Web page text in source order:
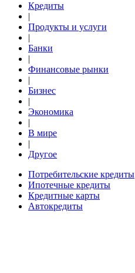
Кредиты
|
Продукты и услуги
|
Банки
|
Финансовые рынки
|
Бизнес
|
Экономика
|
В мире
|
Другое
Потребительские кредиты
Ипотечные кредиты
Кредитные карты
Автокредиты